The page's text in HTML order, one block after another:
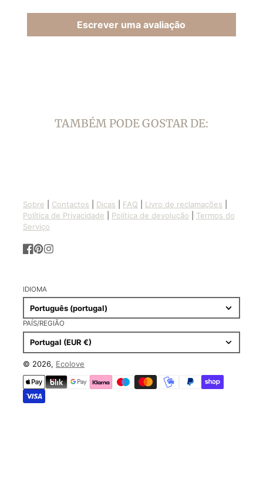
Escrever uma avaliação
TAMBÉM PODE GOSTAR DE:
Sobre Contactos Dicas FAQ Livro de reclamações
Política de Privacidade
Política de devolução
Termos do
Serviço
IDIOMA
Português (portugal)
PAÍS/REGIÃO
Portugal (EUR €)
© 2026, Ecolove
Métodos
de
pagamento